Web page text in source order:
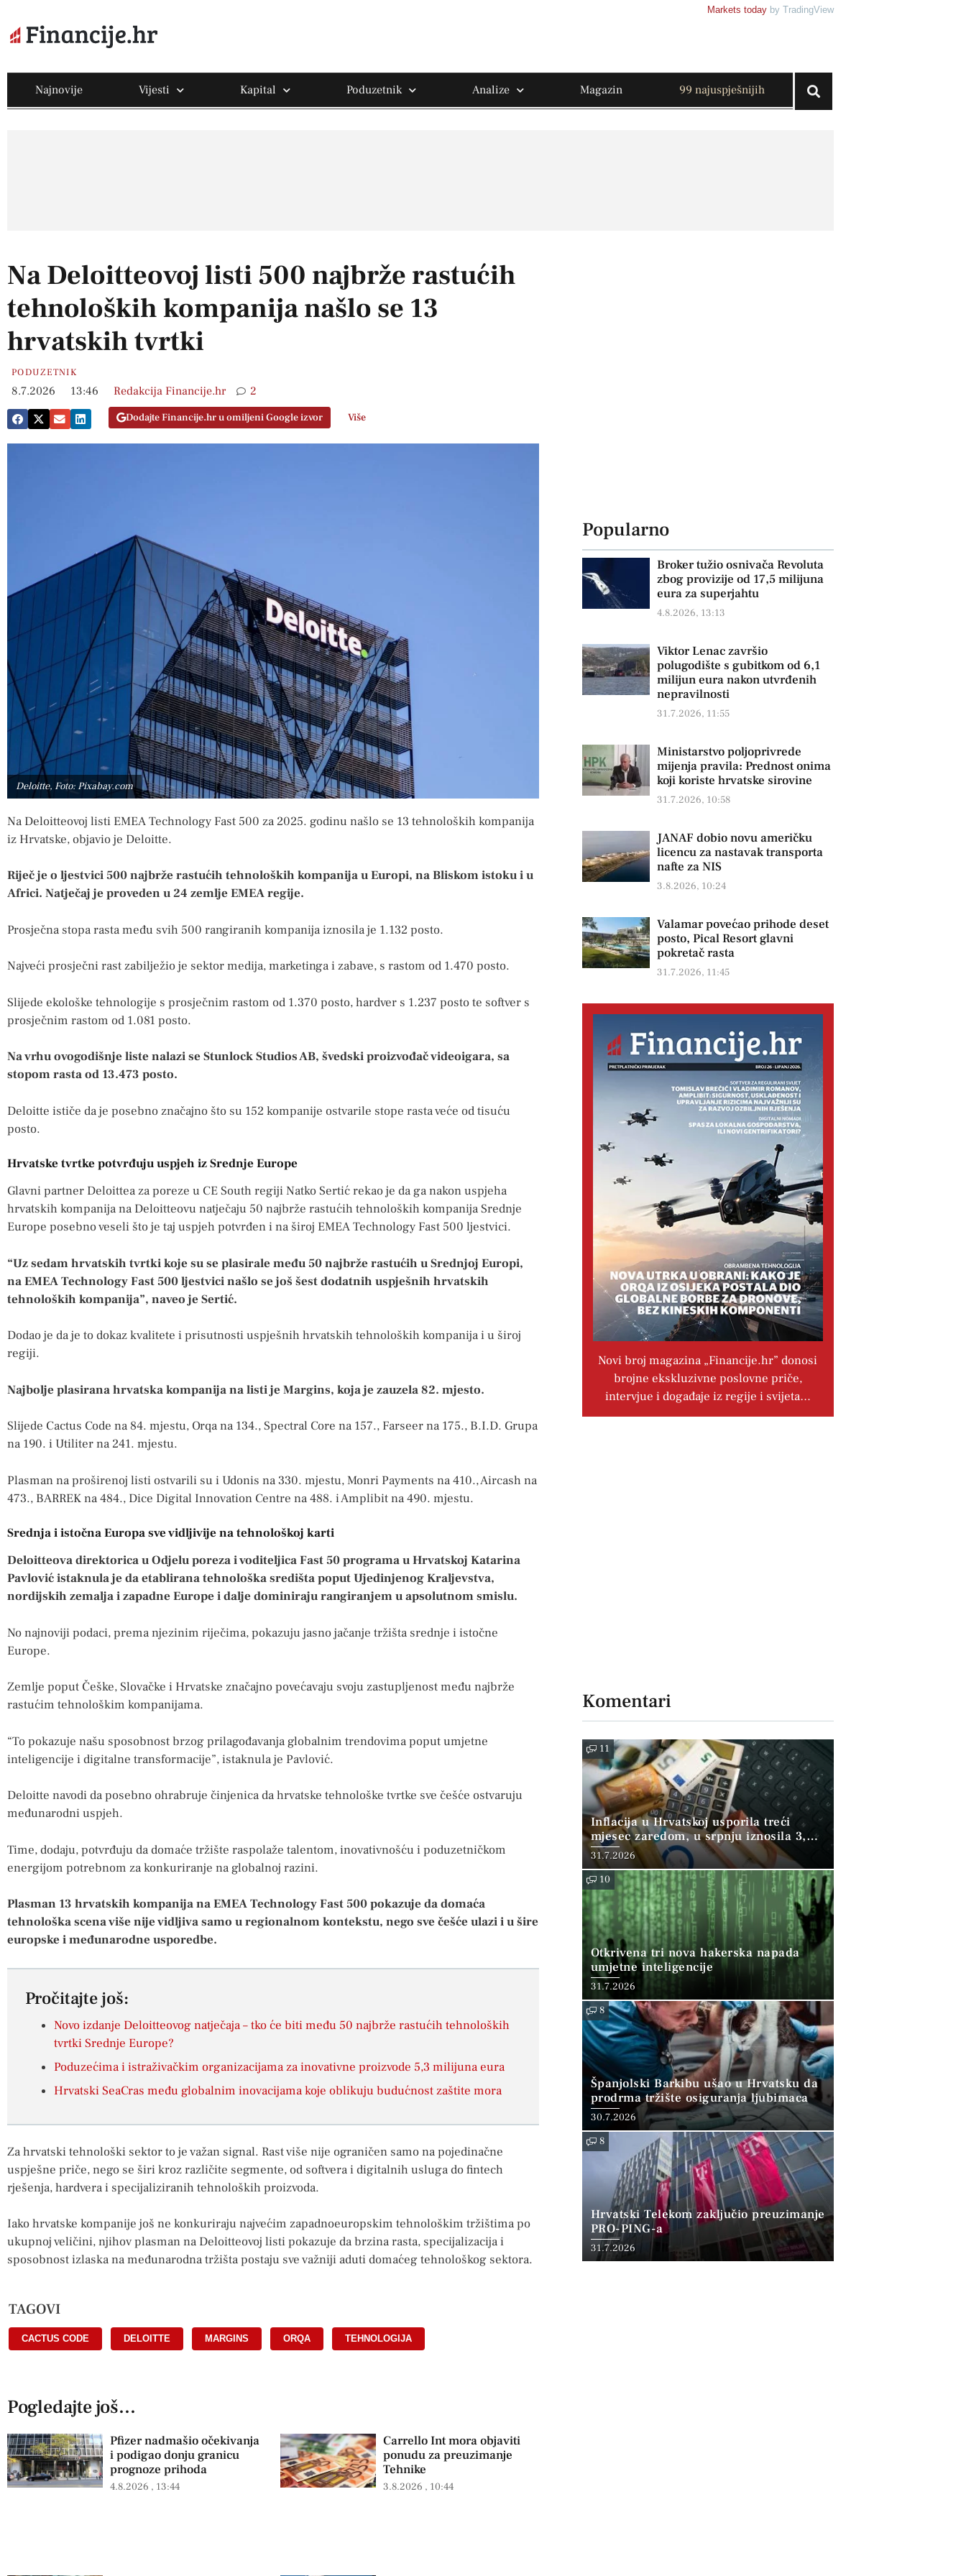
Markets today by TradingView
Najnovije Vijesti Kapital Poduzetnik Analize Magazin 99 najuspješnijih
Na Deloitteovoj listi 500 najbrže rastućih
tehnoloških kompanija našlo se 13
hrvatskih tvrtki
PODUZETNIK
8.7.2026 13:46 Redakcija Financije.hr 2
Dodajte Financije.hr u omiljeni Google izvor Više
Deloitte, Foto: Pixabay.com
Na Deloitteovoj listi EMEA Technology Fast 500 za 2025. godinu našlo se 13 tehnoloških kompanija
iz Hrvatske, objavio je Deloitte.
Riječ je o ljestvici 500 najbrže rastućih tehnoloških kompanija u Europi, na Bliskom istoku i u
Africi. Natječaj je proveden u 24 zemlje EMEA regije.
Prosječna stopa rasta među svih 500 rangiranih kompanija iznosila je 1.132 posto.
Najveći prosječni rast zabilježio je sektor medija, marketinga i zabave, s rastom od 1.470 posto.
Slijede ekološke tehnologije s prosječnim rastom od 1.370 posto, hardver s 1.237 posto te softver s
prosječnim rastom od 1.081 posto.
Na vrhu ovogodišnje liste nalazi se Stunlock Studios AB, švedski proizvođač videoigara, sa
stopom rasta od 13.473 posto.
Deloitte ističe da je posebno značajno što su 152 kompanije ostvarile stope rasta veće od tisuću
posto.
Hrvatske tvrtke potvrđuju uspjeh iz Srednje Europe
Glavni partner Deloittea za poreze u CE South regiji Natko Sertić rekao je da ga nakon uspjeha
hrvatskih kompanija na Deloitteovu natječaju 50 najbrže rastućih tehnoloških kompanija Srednje
Europe posebno veseli što je taj uspjeh potvrđen i na široj EMEA Technology Fast 500 ljestvici.
“Uz sedam hrvatskih tvrtki koje su se plasirale među 50 najbrže rastućih u Srednjoj Europi,
na EMEA Technology Fast 500 ljestvici našlo se još šest dodatnih uspješnih hrvatskih
tehnoloških kompanija”, naveo je Sertić.
Dodao je da je to dokaz kvalitete i prisutnosti uspješnih hrvatskih tehnoloških kompanija i u široj
regiji.
Najbolje plasirana hrvatska kompanija na listi je Margins, koja je zauzela 82. mjesto.
Slijede Cactus Code na 84. mjestu, Orqa na 134., Spectral Core na 157., Farseer na 175., B.I.D. Grupa
na 190. i Utiliter na 241. mjestu.
Plasman na proširenoj listi ostvarili su i Udonis na 330. mjestu, Monri Payments na 410., Aircash na
473., BARREK na 484., Dice Digital Innovation Centre na 488. i Amplibit na 490. mjestu.
Srednja i istočna Europa sve vidljivije na tehnološkoj karti
Deloitteova direktorica u Odjelu poreza i voditeljica Fast 50 programa u Hrvatskoj Katarina
Pavlović istaknula je da etablirana tehnološka središta poput Ujedinjenog Kraljevstva,
nordijskih zemalja i zapadne Europe i dalje dominiraju rangiranjem u apsolutnom smislu.
No najnoviji podaci, prema njezinim riječima, pokazuju jasno jačanje tržišta srednje i istočne
Europe.
Zemlje poput Češke, Slovačke i Hrvatske značajno povećavaju svoju zastupljenost među najbrže
rastućim tehnološkim kompanijama.
“To pokazuje našu sposobnost brzog prilagođavanja globalnim trendovima poput umjetne
inteligencije i digitalne transformacije”, istaknula je Pavlović.
Deloitte navodi da posebno ohrabruje činjenica da hrvatske tehnološke tvrtke sve češće ostvaruju
međunarodni uspjeh.
Time, dodaju, potvrđuju da domaće tržište raspolaže talentom, inovativnošću i poduzetničkom
energijom potrebnom za konkuriranje na globalnoj razini.
Plasman 13 hrvatskih kompanija na EMEA Technology Fast 500 pokazuje da domaća
tehnološka scena više nije vidljiva samo u regionalnom kontekstu, nego sve češće ulazi i u šire
europske i međunarodne usporedbe.
Pročitajte još:
Novo izdanje Deloitteovog natječaja – tko će biti među 50 najbrže rastućih tehnoloških
tvrtki Srednje Europe?
Poduzećima i istraživačkim organizacijama za inovativne proizvode 5,3 milijuna eura
Hrvatski SeaCras među globalnim inovacijama koje oblikuju budućnost zaštite mora
Za hrvatski tehnološki sektor to je važan signal. Rast više nije ograničen samo na pojedinačne
uspješne priče, nego se širi kroz različite segmente, od softvera i digitalnih usluga do fintech
rješenja, hardvera i specijaliziranih tehnoloških proizvoda.
Iako hrvatske kompanije još ne konkuriraju najvećim zapadnoeuropskim tehnološkim tržištima po
ukupnoj veličini, njihov plasman na Deloitteovoj listi pokazuje da brzina rasta, specijalizacija i
sposobnost izlaska na međunarodna tržišta postaju sve važniji aduti domaćeg tehnološkog sektora.
TAGOVI
CACTUS CODE DELOITTE MARGINS ORQA TEHNOLOGIJA
Pogledajte još...
Pfizer nadmašio očekivanja
i podigao donju granicu
prognoze prihoda
4.8.2026 13:44
Carrello Int mora objaviti
ponudu za preuzimanje
Tehnike
3.8.2026 10:44
Popularno
Broker tužio osnivača Revoluta
zbog provizije od 17,5 milijuna
eura za superjahtu
4.8.2026, 13:13
Viktor Lenac završio
polugodište s gubitkom od 6,1
milijun eura nakon utvrđenih
nepravilnosti
31.7.2026, 11:55
Ministarstvo poljoprivrede
mijenja pravila: Prednost onima
koji koriste hrvatske sirovine
31.7.2026, 10:58
JANAF dobio novu američku
licencu za nastavak transporta
nafte za NIS
3.8.2026, 10:24
Valamar povećao prihode deset
posto, Pical Resort glavni
pokretač rasta
31.7.2026, 11:45
Novi broj magazina „Financije.hr” donosi
brojne ekskluzivne poslovne priče,
intervjue i događaje iz regije i svijeta…
Komentari
11
Inflacija u Hrvatskoj usporila treći
mjesec zaredom, u srpnju iznosila 3,9
posto
31.7.2026
10
Otkrivena tri nova hakerska napada
umjetne inteligencije
31.7.2026
8
Španjolski Barkibu ušao u Hrvatsku da
prodrma tržište osiguranja ljubimaca
30.7.2026
8
Hrvatski Telekom zaključio preuzimanje
PRO-PING-a
31.7.2026